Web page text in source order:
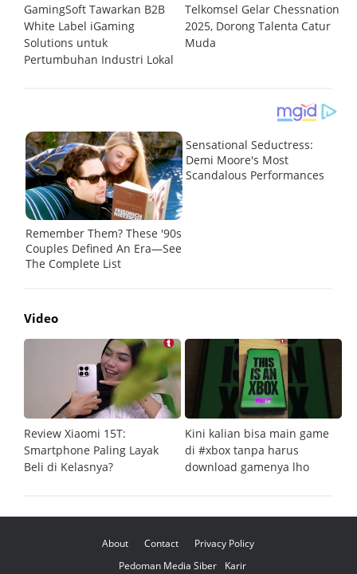
GamingSoft Tawarkan B2B
White Label iGaming
Solutions untuk
Pertumbuhan Industri Lokal
Telkomsel Gelar Chessnation
2025, Dorong Talenta Catur
Muda
Video
Review Xiaomi 15T:
Smartphone Paling Layak
Beli di Kelasnya?
Kini kalian bisa main game
di #xbox tanpa harus
download gamenya lho
About Contact
Privacy Policy
Pedoman Media Siber
Karir